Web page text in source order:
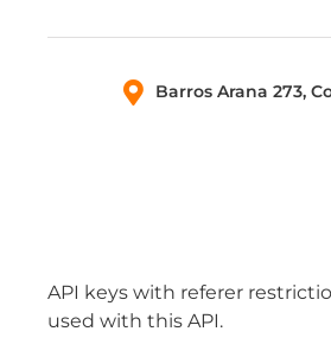
Barros Arana 273,
API keys with referer
used with this API.